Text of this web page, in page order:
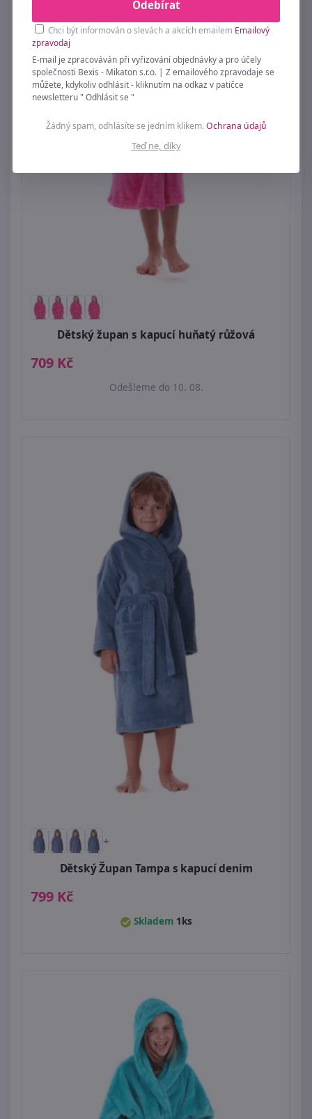
Dětský župan s kapucí huňatý růžová
709 Kč
Odešleme do 10. 08.
+
Dětský Župan Tampa s kapucí denim
799 Kč
Skladem 1ks
Odebírat
Chci být informován o slevách a akcích emailem Emailový
zpravodaj
E-mail je zpracováván při vyřizování objednávky a pro účely
společnosti Bexis - Mikaton s.r.o. | Z emailového zpravodaje se
můžete, kdykoliv odhlásit - kliknutím na odkaz v patičce
newsletteru " Odhlásit se "
Žádný spam, odhlásíte se jedním klikem.Ochrana údajů
Teď ne, díky